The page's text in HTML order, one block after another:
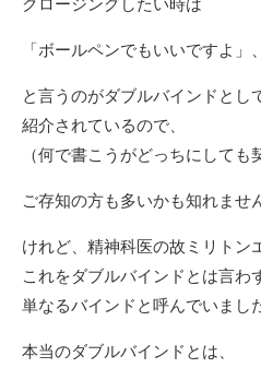
「ボールペンでもいいですよ」、
と言うのがダブルバインドとし
紹介されているので、
（何で書こうがどっちにしても
ご存知の方も多いかも知れませ
けれど、精神科医の故ミリトン
これをダブルバインドとは言わ
単なるバインドと呼んでいまし
本当のダブルバインドとは、